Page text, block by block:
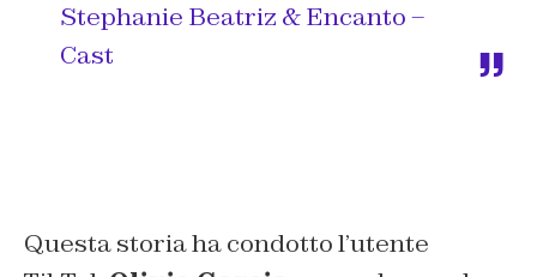
Stephanie Beatriz & Encanto –
Cast
Questa storia ha condotto l’utente